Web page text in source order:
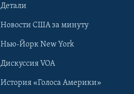
Детали
Новости США за минуту
Нью-Йорк New York
Дискуссия VOA
История «Голоса Америки»